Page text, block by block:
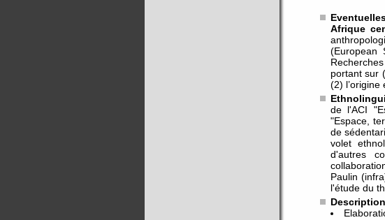
Afrique
(European
portant sur
(2) l’origine
de l'ACI
"Espace,
de
volet
d'autres
Paulin
l'étude du